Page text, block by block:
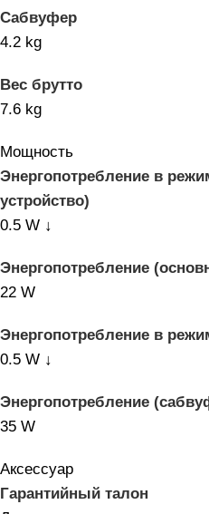
Сабвуфер
4.2 kg
Вес брутто
7.6 kg
Мощность
Энергопотребление в
устройство)
0.5 W ↓
Энергопотребление
22 W
Энергопотребление в
0.5 W ↓
Энергопотребление
35 W
Аксессуар
Гарантийный талон